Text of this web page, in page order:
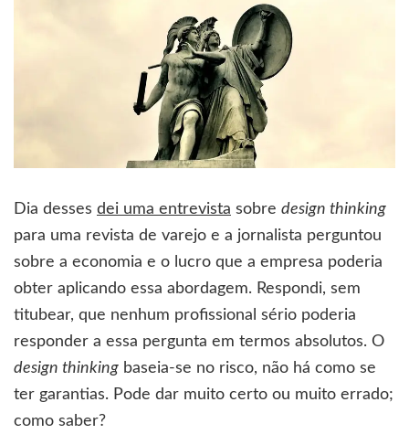
Dia desses dei uma entrevista sobre design thinking
para uma revista de varejo e a jornalista perguntou
sobre a economia e o lucro que a empresa poderia
obter aplicando essa abordagem. Respondi, sem
titubear, que nenhum profissional sério poderia
responder a essa pergunta em termos absolutos. O
design thinking baseia-se no risco, não há como se
ter garantias. Pode dar muito certo ou muito errado;
como saber?